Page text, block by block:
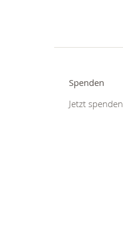
Spenden
Jetzt spenden